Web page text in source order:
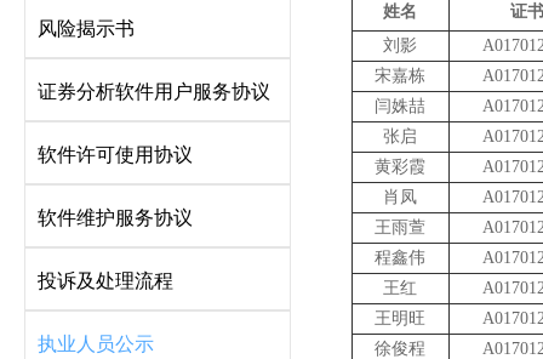
风险揭示书
证券分析软件用户服务协议
软件许可使用协议
软件维护服务协议
投诉及处理流程
执业人员公示
姓名
证
刘影
宋嘉栋
闫姝喆
张启
黄彩霞
肖凤
王雨萱
程鑫伟
王红
王明旺
徐俊程